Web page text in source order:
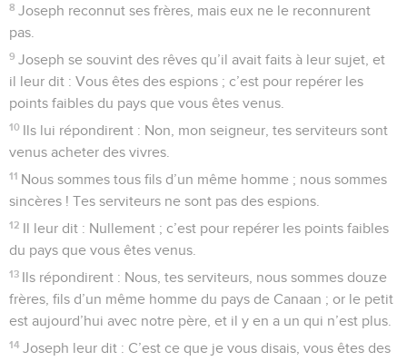
8 Joseph reconnut ses frères, mais eux ne le reconnurent
pas.
9 Joseph se souvint des rêves qu’il avait faits à leur sujet, et
il leur dit : Vous êtes des espions ; c’est pour repérer les
points faibles du pays que vous êtes venus.
10 Ils lui répondirent : Non, mon seigneur, tes serviteurs sont
venus acheter des vivres.
11 Nous sommes tous fils d’un même homme ; nous sommes
sincères ! Tes serviteurs ne sont pas des espions.
12 Il leur dit : Nullement ; c’est pour repérer les points faibles
du pays que vous êtes venus.
13 Ils répondirent : Nous, tes serviteurs, nous sommes douze
frères, fils d’un même homme du pays de Canaan ; or le petit
est aujourd’hui avec notre père, et il y en a un qui n’est plus.
14 Joseph leur dit : C’est ce que je vous disais, vous êtes des